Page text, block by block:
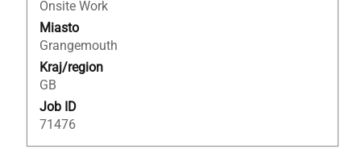
Onsite Work
Miasto
Grangemouth
Kraj/region
GB
Job ID
71476
danych
oferty
pracy.